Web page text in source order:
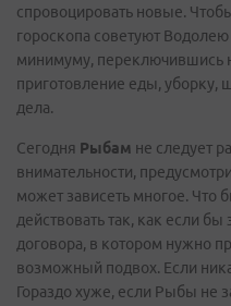
спровоцировать новые.
гороскопа советуют
минимуму, переключившись
приготовление еды, уборку,
дела.
Сегодня Рыбам не следует
внимательности,
может зависеть многое. Что
действовать так, как если
договора, в котором нужно
возможный подвох. Если
Гораздо хуже, если Рыбы не